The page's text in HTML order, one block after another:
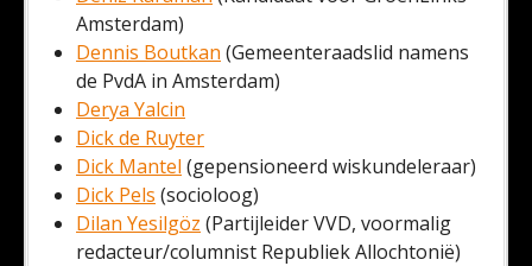
Amsterdam)
Dennis Boutkan (Gemeenteraadslid namens
de PvdA in Amsterdam)
Derya Yalcin
Dick de Ruyter
Dick Mantel (gepensioneerd wiskundeleraar)
Dick Pels (socioloog)
Dilan Yesilgöz (Partijleider VVD, voormalig
redacteur/columnist Republiek Allochtonië)